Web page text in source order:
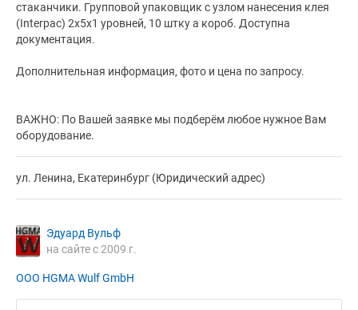
стаканчики. Групповой упаковщик с узлом нанесения клея
(Interpac) 2x5x1 уровней, 10 штку а короб. Доступна
документация.
Дополнительная информация, фото и цена по запросу.
ВАЖНО: По Вашей заявке мы подберём любое нужное Вам
оборудование.
ул. Ленина, Екатеринбург (Юридический адрес)
Эдуард Вульф
на сайте с 2009 г.
ООО HGMA Wulf GmbH